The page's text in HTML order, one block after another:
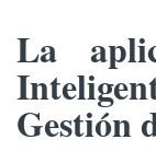
La
Gestión